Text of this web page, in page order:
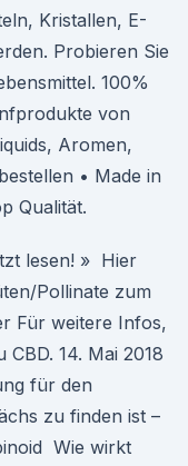
Kristallen, E-
Probieren Sie
100%
von
Aromen,
• Made in
Qualität.
lesen! » Hier
Pollinate zum
Für weitere Infos,
14. Mai 2018
für den
zu finden ist –
Wie wirkt